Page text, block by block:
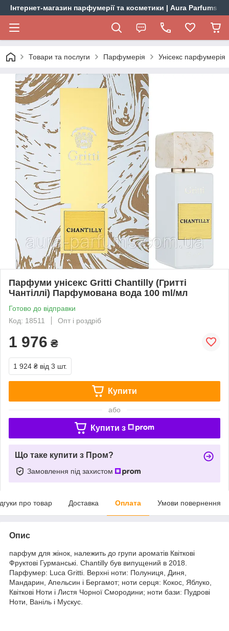
Інтернет-магазин парфумерії та косметики | Aura Parfums
Товари та послуги Парфумерія Унісекс парфумерія
Парфуми унісекс Gritti Chantilly (Гритті
Чантіллі) Парфумована вода 100 ml/мл
Готово до відправки
Код: 18511
Опт і роздріб
1 976 ₴
1 924 ₴ від 3 шт.
Купити
або
Купити з
Що таке купити з Пром?
Замовлення під захистом
про товар Доставка Оплата Умови повернення
Опис
парфум для жінок, належить до групи ароматів Квіткові
Фруктові Гурманські. Chantilly був випущений в 2018.
Парфумер: Luca Gritti. Верхні ноти: Полуниця, Диня,
Мандарин, Апельсин і Бергамот; ноти серця: Кокос, Яблуко,
Квіткові Ноти і Листя Чорної Смородини; ноти бази: Пудрові
Ноти, Ваніль і Мускус.